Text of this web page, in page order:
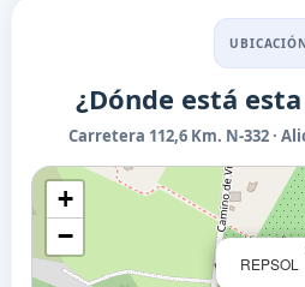
¿Dónde está
Carretera 112,6 Km. N-332 ·
REPSOL
+
−